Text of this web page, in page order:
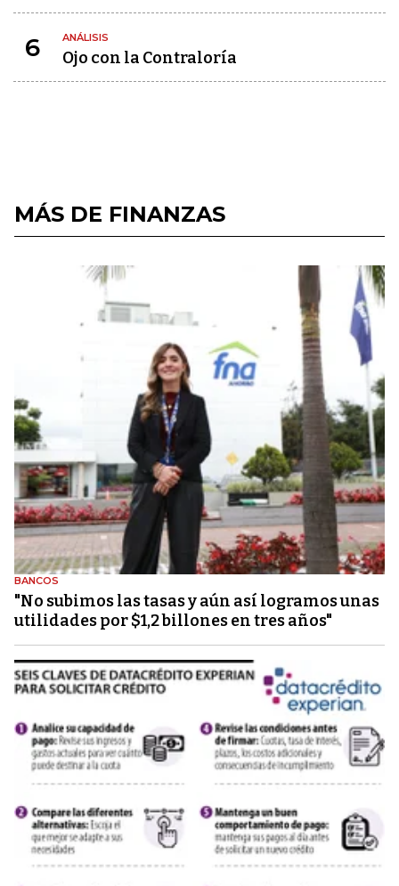
6 ANÁLISIS
Ojo con la Contraloría
MÁS DE FINANZAS
BANCOS
"No subimos las tasas y aún así logramos unas
utilidades por $1,2 billones en tres años"